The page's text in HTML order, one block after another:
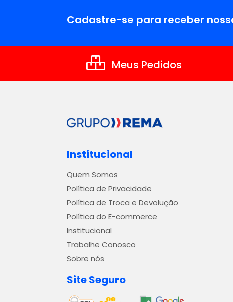
Cadastre-se para receber
Meus Pedidos
Institucional
Quem Somos
Política de Privacidade
Política de Troca e Devolução
Política do E-commerce
Institucional
Trabalhe Conosco
Sobre nós
Site Seguro